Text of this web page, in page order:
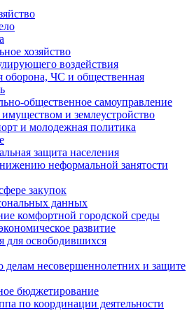
хозяйство
воздействия
оборона, ЧС и общественная
общественное самоуправление
и землеустройство
и молодежная политика
защита населения
неформальной занятости
закупок
данных
комфортной городской среды
развитие
для освободившихся
делам несовершеннолетних и защите
бюджетирование
по координации деятельности